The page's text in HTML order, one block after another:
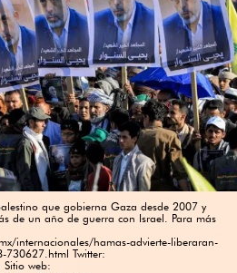
que gobierna Gaza desde 2007 y
de un año de guerra con Israel. Para más
internacionales/hamas-advierte-liberaran-
730627.html Twitter:
Sitio web: